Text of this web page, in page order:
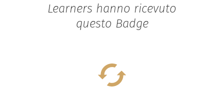
Learners hanno ricevuto
questo Badge